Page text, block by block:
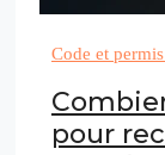
Code et
pour